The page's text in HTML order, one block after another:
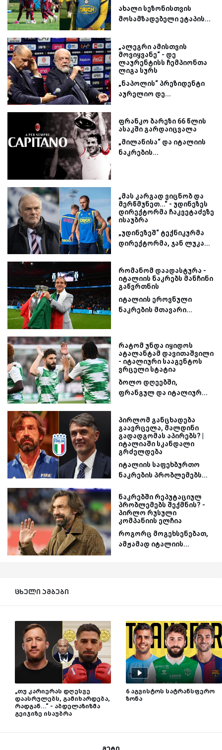
ახალი სეზონისთვის
მოსამზადებელი ეტაპის...
„ალეგრი ამისთვის
მოვიყვანე“ - დე
ლაურენტისს ჩემპიონთა
ლიგა სურს
„ნაპოლის“ პრეზიდენტი
აურელიო დე...
ფრანკო ბარეზი 66 წლის
ასაკში გარდაიცვალა
„მილანისა“ და იტალიის
ნაკრების...
„მას კარგად ვიცნობ და
მერწმუნეთ...“ - უდინეზეს
დირექტორმა ჩაკვეტაძეზე
ისაუბრა
„უდინეზეშ“ ტექნიკურმა
დირექტორმა, ჯან ლუკა...
რომანომ დაადასტურა -
იტალიის ნაკრებს მანჩინი
გაწვრთნის
იტალიის ეროვნული
ნაკრების მთავარი...
რატომ უნდა იყიდოს
ატალანტამ დავითაშვილი
- იტალიური სააგენტოს
ვრცელი სტატია
ბოლო დღეებში,
ფრანგულ და იტალიურ...
პირლომ განცხადება
გაავრცელა, მალდინი
გადადგომას აპირებს? |
იტალიაში სკანდალი
გრძელდება
იტალიის საფეხბურთო
ნაკრების პრობლემებს...
ნაკრებში რეპუტაციულ
პრობლემებს შექმნის? -
პირლო რუსული
კომპანიის ელჩია
როგორც მოგეხსენებათ,
ამჟამად იტალიის...
ცხელი ამბები
„თუ კარიერას დღესვე
დაასრულებს, გამიხარდება,
რადგან...“ - აბდელაზიზმა
გეიჯიზე ისაუბრა
6 აგვისტოს სატრანსფერო
ზონა